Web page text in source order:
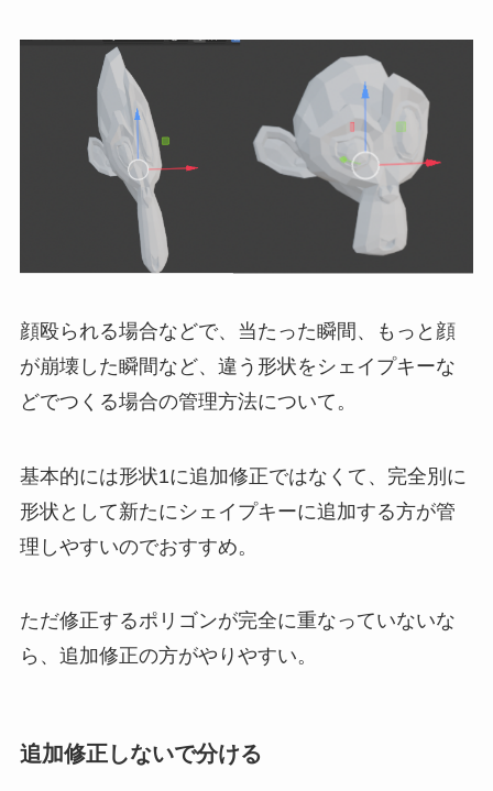
顔殴られる場合などで、当たった瞬間、もっと顔
が崩壊した瞬間など、違う形状をシェイプキーな
どでつくる場合の管理方法について。
基本的には形状1に追加修正ではなくて、完全別に
形状として新たにシェイプキーに追加する方が管
理しやすいのでおすすめ。
ただ修正するポリゴンが完全に重なっていないな
ら、追加修正の方がやりやすい。
追加修正しないで分ける